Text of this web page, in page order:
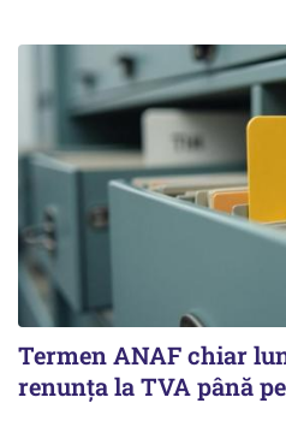
Termen ANAF chiar
renunța la TVA până